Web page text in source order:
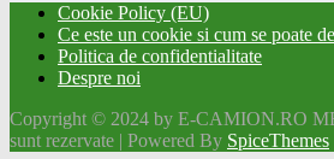
Cookie Policy (EU)
Ce este un cookie si cum se poate
Politica de confidentialitate
Despre noi
Copyright © 2024 by E-CAMION.RO
sunt rezervate | Powered By SpiceThemes